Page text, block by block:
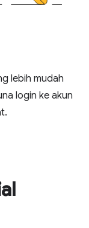
lebih mudah
login ke akun